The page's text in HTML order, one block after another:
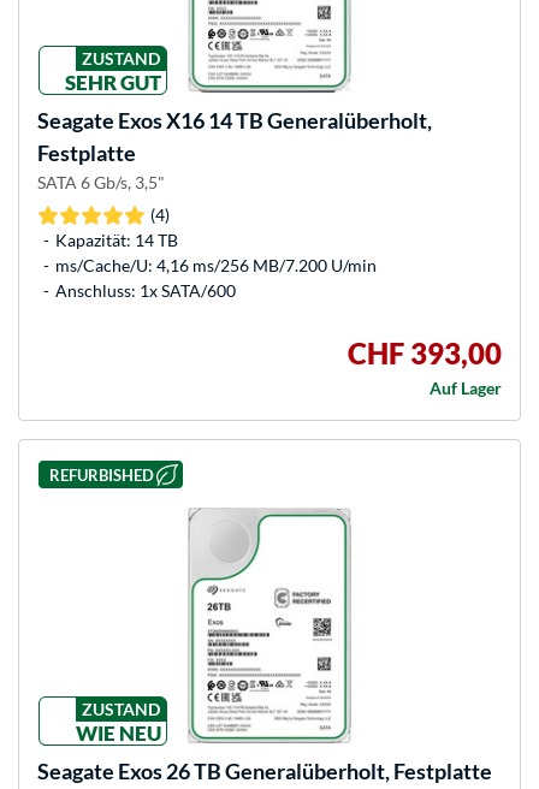
ZUSTAND
SEHR GUT
Seagate Exos X16 14 TB Generalüberholt,
Festplatte
SATA 6 Gb/s, 3,5"
(4)
Kapazität: 14 TB
ms/Cache/U: 4,16 ms/256 MB/7.200 U/min
Anschluss: 1x SATA/600
CHF 393,00
Auf Lager
REFURBISHED
ZUSTAND
WIE NEU
Seagate Exos 26 TB Generalüberholt, Festplatte